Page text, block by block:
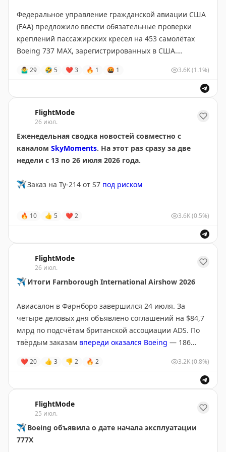
получения нового разрешения на выполнение
полётов.
FlightMode
Федеральное управление гражданской авиации США
(FAA) предложило ввести обязательные проверки
креплений пассажирских кресел на 453 самолётах
Boeing 737 MAX, зарегистрированных в США.
Поводом стали возможные отклонения при
которые в отдельных случаях могут не
соответствовать установленным требованиям.
Если директиву утвердят, авиакомпаниям потребуется
провести проверки и при необходимости устранить
выявленные недостатки до дальнейшей эксплуатации
полётов, а признаков небезопасной эксплуатации на
FlightMode
🤷‍♂ 29 🤣 5 ❤ 3 🔥 1 🤬 1 3.6K(1.1%)
FlightMode
26 июл.
Еженедельная сводка новостей совместно с
каналом SkyMoments. На этот раз сразу за две
недели с 13 по 26 июля 2026 года.
✈️Заказ на Ту-214 от S7 под риском
бортпроводникам
Boeingпоказала
Airbus A350-1000 к 100-летнему юбилею
✈️Air Chinaзаказалабольше самолетов Airbus
новых самолетов
✈️Глава Emirates Тим Кларкзаявил, что
авиакомпания не возьмет первые 10 построенных
Boeing 777X
✈️Project Sunrise. Airbus A350-1000ULR
🔥 10 👍 5 ❤ 2 3.6K(0.5%)
FlightMode
26 июл.
✈️ Итоги Farnborough International Airshow 2026
Авиасалон в Фарнборо завершился 24 июля. За
четыре деловых дня объявлено соглашений на $84,7
млрд по подсчётам британской ассоциации ADS. По
твёрдым заказам впереди оказался Boeing — 186
SMBC Aviation Capital 100 Boeing 737 MAX
✈️Riyadh Airзакрепилазаказы на Airbus A350 и
Boeing 787
❤ 20 👍 3 👎 2 🔥 2 3.2K(0.8%)
FlightMode
25 июл.
✈ Boeing объявила о дате начала эксплуатации
777Х